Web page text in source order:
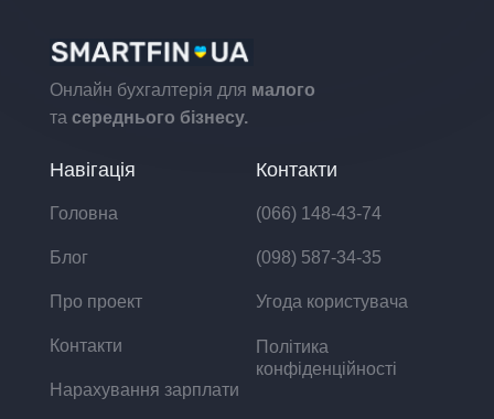
Онлайн бухгалтерія для малого
та середнього бізнесу.
Навігація
Головна
Блог
Про проект
Контакти
Нарахування зарплати
Контакти
(066) 148-43-74
(098) 587-34-35
Угода користувача
Політика
конфіденційності